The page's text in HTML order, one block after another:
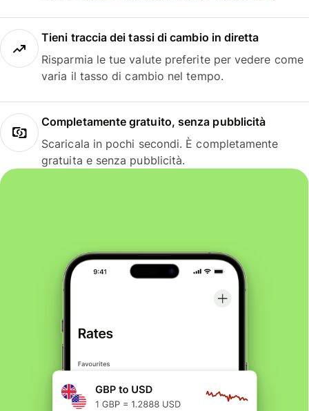
Tieni traccia dei tassi di cambio in diretta
Risparmia le tue valute preferite per vedere come
varia il tasso di cambio nel tempo.
Completamente gratuito, senza pubblicità
Scaricala in pochi secondi. È completamente
gratuita e senza pubblicità.